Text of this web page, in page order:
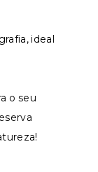
ideal
o seu